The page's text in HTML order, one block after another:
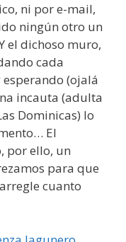
ni por e-mail,
ningún otro un
el dichoso muro,
cada
(ojalá
incauta (adulta
Dominicas) lo
El
por ello, un
para que
cuanto